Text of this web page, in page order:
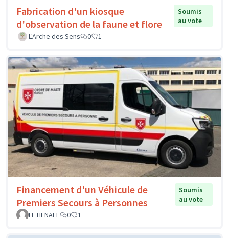
Fabrication d'un kiosque
d'observation de la faune et flore
Soumis
au vote
L'Arche des Sens
0 1
Financement d'un Véhicule de
Premiers Secours à Personnes
Soumis
au vote
LE HENAFF
0 1